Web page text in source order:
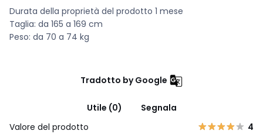
Durata della proprietà del prodotto 1 mese
Taglia: da 165 a 169 cm
Peso: da 70 a 74 kg
Tradotto by Google
Utile (0)
Segnala
Valore del prodotto
4